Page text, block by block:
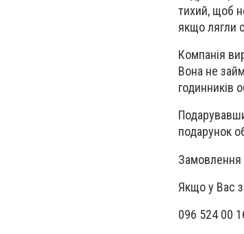
тихий, щоб
якщо лягли
Компанія
Вона не
годинників
подарунок
Замовлення
Якщо у Вас
096 524 00